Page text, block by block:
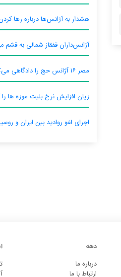
هشدار به آژانس‌ها درباره رها
آژانس‌داران قفقاز شمالی به قشم
مصر ۱۶ آژانس حج را دادگاهی می‌کند
زیان افزایش نرخ بلیت موزه ها را
اجرای لغو روادید بین ایران و
دهه
درباره ما
ارتباط با ما